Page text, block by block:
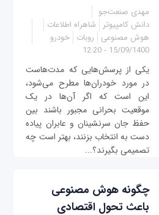
مهدی صنعت‌جو
دانش کامپیوتر
شاهراه اطلاعات
هوش مصنوعی
روبات خودرو
15/09/1400 - 12:20
یکی از پرسش‌هایی که مدت‌هاست
در مورد خودران‌ها مطرح می‌شود،
این است که اگر آن‌ها در یک
موقعیت بحرانی مجبور باشند بین
حفظ جان سرنشینان و عابران پیاده
دست به انتخاب بزنند، بهتر است چه
تصمیمی بگیرند؟...
چگونه هوش مصنوعی
باعث تحول اقتصادی